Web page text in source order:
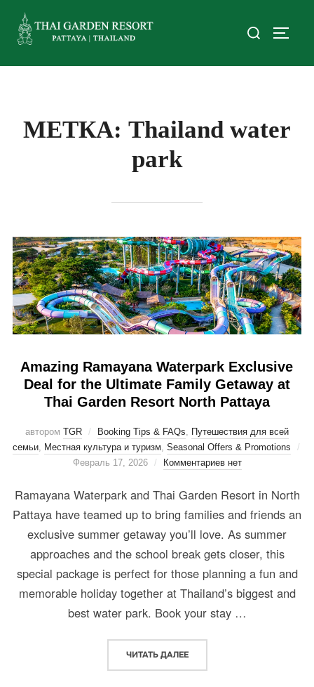
МЕТКА: Thailand water
park
Amazing Ramayana Waterpark Exclusive
Deal for the Ultimate Family Getaway at
Thai Garden Resort North Pattaya
автором TGR Booking Tips & FAQs
Путешествия для всей
семьи, Местная культура и туризм Seasonal Offers & Promotions
Февраль 17, 2026
Комментариев нет
Ramayana Waterpark and Thai Garden Resort in North
Pattaya have teamed up to bring families and friends an
exclusive summer getaway you’ll love. As summer
approaches and the school break gets closer, this
special package is perfect for those planning a fun and
memorable holiday together at Thailand’s biggest and
best water park. Book your stay …
ЧИТАТЬ ДАЛЕЕ